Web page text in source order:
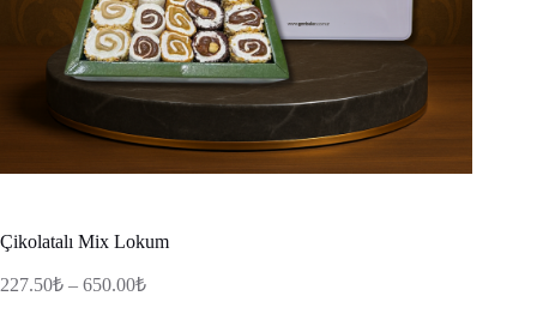
Çikolatalı Mix Lokum
227.50₺ – 650.00₺Fiyat